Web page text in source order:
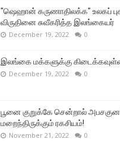
"ஷெஹான் கருணாதிலக்க" உலகப்
விருதினை சுவீகரித்த இலங்கையர்
December 19, 2022 0
இலங்கை மக்களுக்கு கிடைக்கவுள்ள
December 19, 2022 0
பூனை குறுக்கே சென்றால்
மறைந்திருக்கும் ரகசியம்!
November 21, 2022 0